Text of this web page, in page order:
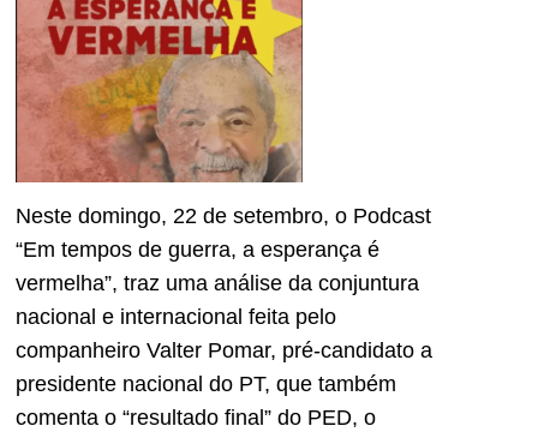
Neste domingo, 22 de setembro, o Podcast
“Em tempos de guerra, a esperança é
vermelha”, traz uma análise da conjuntura
nacional e internacional feita pelo
companheiro Valter Pomar, pré-candidato a
presidente nacional do PT, que também
comenta o “resultado final” do PED, o